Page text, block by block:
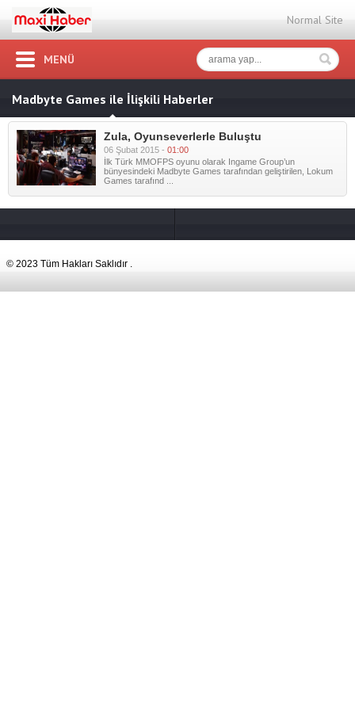
Normal Site
MENÜ
Madbyte Games ile İlişkili Haberler
Zula, Oyunseverlerle Buluştu
06 Şubat 2015 - 01:00
İlk Türk MMOFPS oyunu olarak Ingame Group’un
bünyesindeki Madbyte Games tarafından geliştirilen, Lokum
Games tarafınd ...
© 2023 Tüm Hakları Saklıdır .